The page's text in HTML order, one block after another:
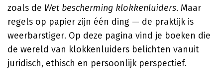
zoals de Wet bescherming klokkenluiders. Maar
regels op papier zijn één ding — de praktijk is
weerbarstiger. Op deze pagina vind je boeken die
de wereld van klokkenluiders belichten vanuit
juridisch, ethisch en persoonlijk perspectief.